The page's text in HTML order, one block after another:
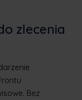
zlecenia
Bez